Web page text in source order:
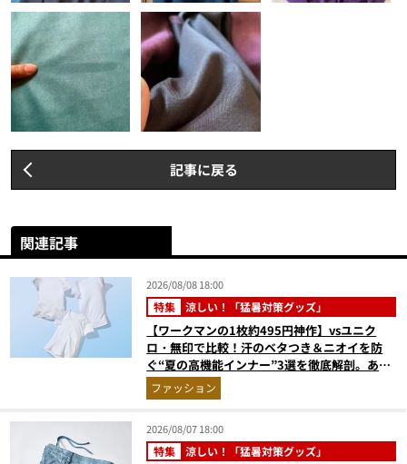
記事に戻る
関連記事
2026/08/08 18:00
特集 涼しい！「猛暑対策グッズ」
【ワークマンの1枚約495円神作】vsユニク
ロ・無印で比較！汗のベタつき＆ニオイを防
ぐ“夏の高機能インナー”3選を徹底解剖。あな
たに最適な1着は？
ファッション
2026/08/07 18:00
特集 涼しい！「猛暑対策グッズ」